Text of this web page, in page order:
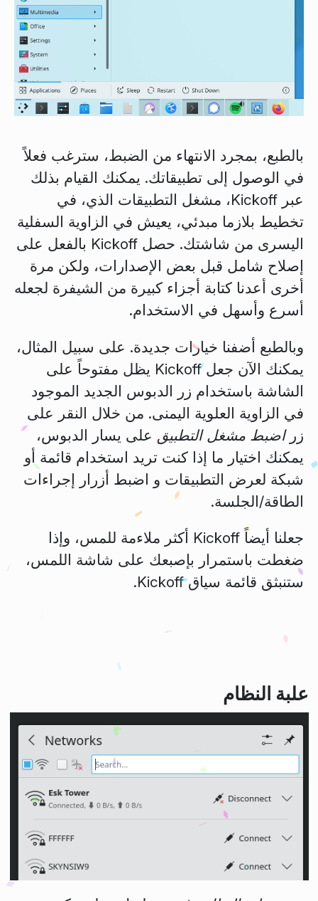
بالطبع، بمجرد الانتهاء من الضبط، سترغب فعلاً
في الوصول إلى تطبيقاتك. يمكنك القيام بذلك
عبر Kickoff، مشغل التطبيقات الذي، في
تخطيط بلازما مبدئي، يعيش في الزاوية السفلية
اليسرى من شاشتك. حصل Kickoff بالفعل على
إصلاح شامل قبل بعض الإصدارات، ولكن مرة
أخرى أعدنا كتابة أجزاء كبيرة من الشيفرة لجعله
أسرع وأسهل في الاستخدام.
وبالطبع أضفنا خيارات جديدة. على سبيل المثال،
يمكنك الآن جعل Kickoff يظل مفتوحاً على
الشاشة باستخدام زر الدبوس الجديد الموجود
في الزاوية العلوية اليمنى. من خلال النقر على
زراضبط مشغل التطبيقعلى يسار الدبوس،
يمكنك اختيار ما إذا كنت تريد استخدام قائمة أو
شبكة لعرض التطبيقات و اضبط أزرار إجراءات
الطاقة/الجلسة.
جعلنا أيضاً Kickoff أكثر ملاءمة للمس، وإذا
ضغطت باستمرار بإصبعك على شاشة اللمس،
ستنبثق قائمة سياق Kickoff.
علبة النظام